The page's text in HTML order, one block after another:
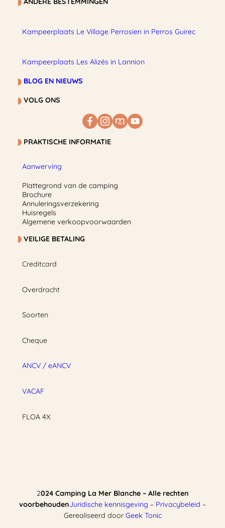
Kampeerplaats Le Village Perrosien in Perros Guirec
Kampeerplaats Les Alizés in Lannion
BLOG EN NIEUWS
VOLG ONS
PRAKTISCHE INFORMATIE
Aanwerving
Plattegrond van de camping
Brochure
Annuleringsverzekering
Huisregels
Algemene verkoopvoorwaarden
VEILIGE BETALING
Creditcard
Overdracht
Soorten
Cheque
ANCV / eANCV
VACAF
FLOA 4X
2024 Camping La Mer Blanche – Alle rechten
voorbehoudenJuridische kennisgeving – Privacybeleid –
Gerealiseerd door Geek Tonic